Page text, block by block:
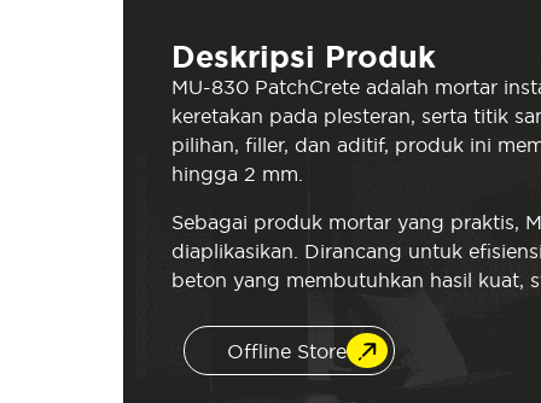
Deskripsi Produk
MU-830 PatchCrete adalah mortar
keretakan pada plesteran, serta titik
pilihan, filler, dan aditif, produk ini
hingga 2 mm.
Sebagai produk mortar yang praktis,
diaplikasikan. Dirancang untuk
beton yang membutuhkan hasil kuat,
Offline Store